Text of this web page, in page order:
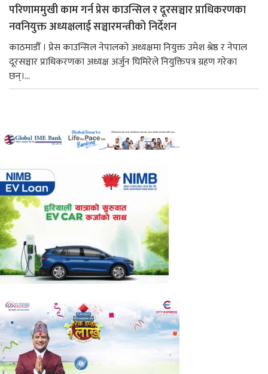
परिणाममुखी काम गर्न प्रेस काउन्सिल र दूरसञ्चार प्राधिकरणका
नवनियुक्त अध्यक्षलाई सञ्चारमन्त्रीको निर्देशन
काठमाडौँ । प्रेस काउन्सिल नेपालको अध्यक्षमा नियुक्त उमेश श्रेष्ठ र नेपाल
दूरसञ्चार प्राधिकरणका अध्यक्ष अर्जुन घिमिरेले नियुक्तिपत्र ग्रहण गरेका
छन्।...